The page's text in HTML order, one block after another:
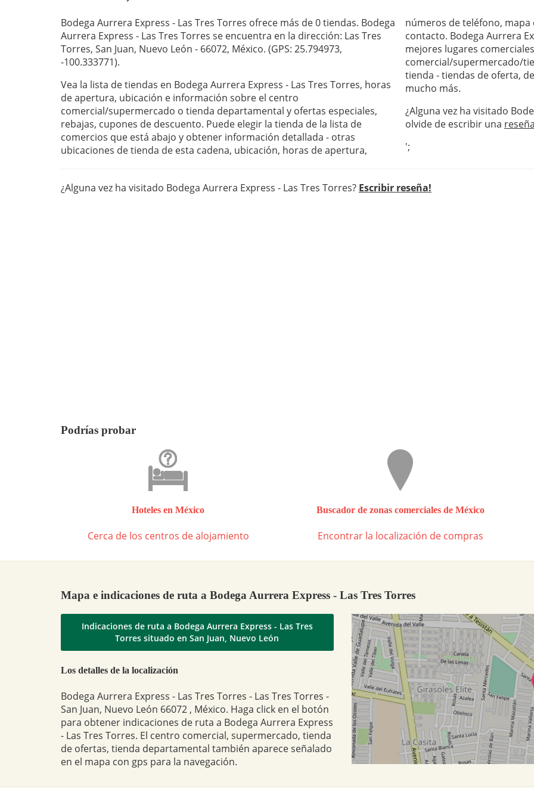
Bodega Aurrera Express - Las Tres Torres ofrece más de 0 tiendas. Bodega
Aurrera Express - Las Tres Torres se encuentra en la dirección: Las Tres
Torres, San Juan, Nuevo León - 66072, México. (GPS: 25.794973,
-100.333771).
Vea la lista de tiendas en Bodega Aurrera Express - Las Tres Torres, horas
de apertura, ubicación e información sobre el centro
comercial/supermercado o tienda departamental y ofertas especiales,
rebajas, cupones de descuento. Puede elegir la tienda de la lista de
comercios que está abajo y obtener información detallada - otras
ubicaciones de tienda de esta cadena, ubicación, horas de apertura,
números de teléfono, mapa
contacto. Bodega Aurrera
mejores lugares
comercial/supermercado/
tienda - tiendas de oferta,
mucho más.
¿Alguna vez ha visitado
olvide de escribir una
';
¿Alguna vez ha visitado Bodega Aurrera Express - Las Tres Torres? Escribir reseña!
Podrías probar
Hoteles en México
Cerca de los centros de alojamiento
Buscador de zonas comerciales de México
Encontrar la localización de compras
Mapa e indicaciones de ruta a Bodega Aurrera Express - Las Tres Torres
Indicaciones de ruta a Bodega Aurrera Express - Las Tres
Torres situado en San Juan, Nuevo León
Los detalles de la localización
Bodega Aurrera Express - Las Tres Torres - Las Tres Torres -
San Juan, Nuevo León 66072 , México. Haga click en el botón
para obtener indicaciones de ruta a Bodega Aurrera Express
- Las Tres Torres. El centro comercial, supermercado, tienda
de ofertas, tienda departamental también aparece señalado
en el mapa con gps para la navegación.